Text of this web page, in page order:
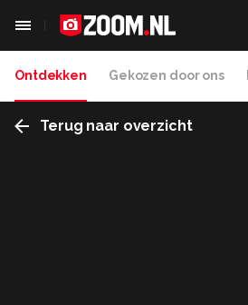
Ontdekken Gekozen door ons
Terug naar overzicht